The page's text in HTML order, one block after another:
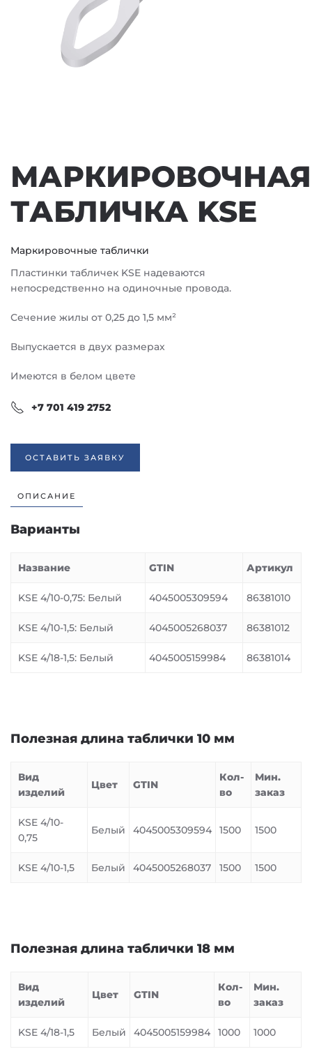
МАРКИРОВОЧНАЯ
ТАБЛИЧКА KSE
Маркировочные таблички
Пластинки табличек KSE надеваются
непосредственно на одиночные провода.
Сечение жилы от 0,25 до 1,5 мм²
Выпускается в двух размерах
Имеются в белом цвете
+7 701 419 2752
ОСТАВИТЬ ЗАЯВКУ
ОПИСАНИЕ
Варианты
Название GTIN Артикул
KSE 4/10-0,75: Белый 4045005309594 86381010
KSE 4/10-1,5: Белый 4045005268037 86381012
KSE 4/18-1,5: Белый 4045005159984 86381014
Полезная длина таблички 10 мм
Вид
изделий
Цвет GTIN
Кол-
во
Мин.
заказ
KSE 4/10-
0,75
Белый 4045005309594 1500 1500
KSE 4/10-1,5 Белый 4045005268037 1500 1500
Полезная длина таблички 18 мм
Вид
изделий
Цвет GTIN
Кол-
во
Мин.
заказ
KSE 4/18-1,5 Белый 4045005159984 1000 1000